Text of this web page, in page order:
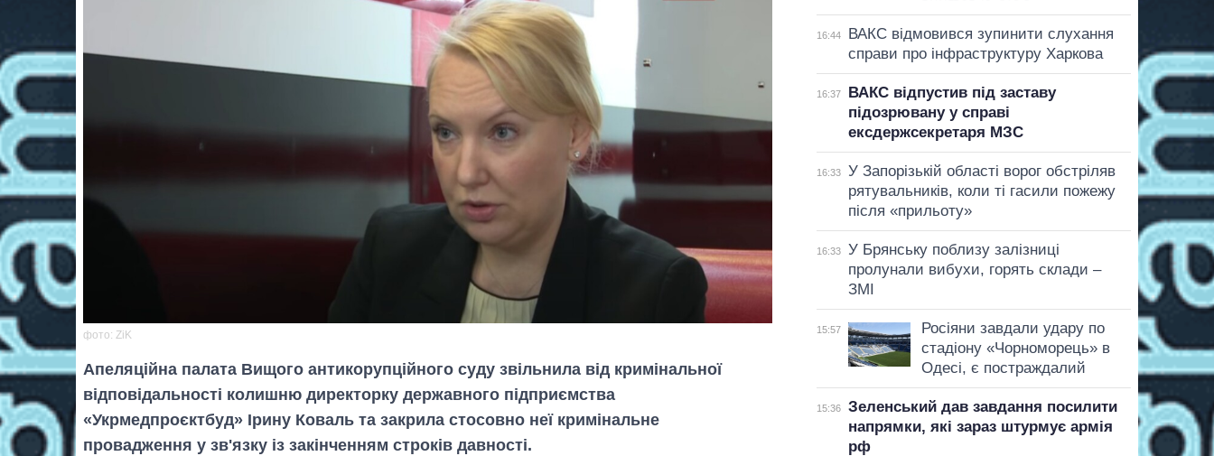
фото: ZiK
Апеляційна палата Вищого антикорупційного суду звільнила від кримінальної
відповідальності колишню директорку державного підприємства
«Укрмедпроєктбуд» Ірину Коваль та закрила стосовно неї кримінальне
провадження у зв'язку із закінченням строків давності.
16:44
ВАКС відмовився зупинити слухання
справи про інфраструктуру Харкова
16:37
ВАКС відпустив під заставу
підозрювану у справі
ексдержсекретаря МЗС
16:33
У Запорізькій області ворог обстріляв
рятувальників, коли ті гасили пожежу
після «прильоту»
16:33
У Брянську поблизу залізниці
пролунали вибухи, горять склади –
ЗМІ
15:57
Росіяни завдали удару по
стадіону «Чорноморець» в
Одесі, є постраждалий
15:36
Зеленський дав завдання посилити
напрямки, які зараз штурмує армія
рф